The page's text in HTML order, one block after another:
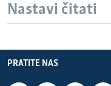
Nastavi čitati
PRATITE NAS